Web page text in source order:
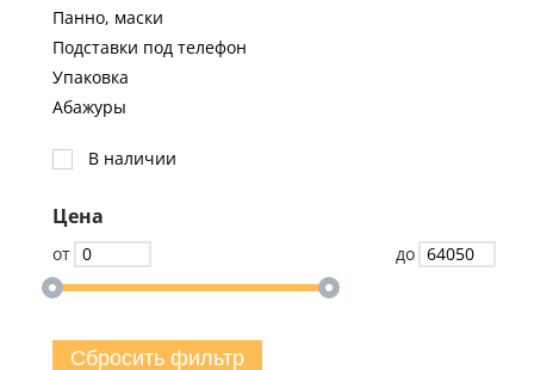
Панно, маски
Подставки под телефон
Упаковка
Абажуры
В наличии
Цена
от до
Сбросить фильтр